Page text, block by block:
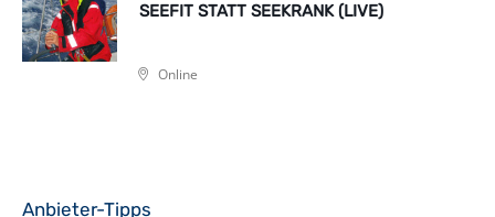
SEEFIT STATT SEEKRANK (LIVE)
Online
Anbieter-Tipps